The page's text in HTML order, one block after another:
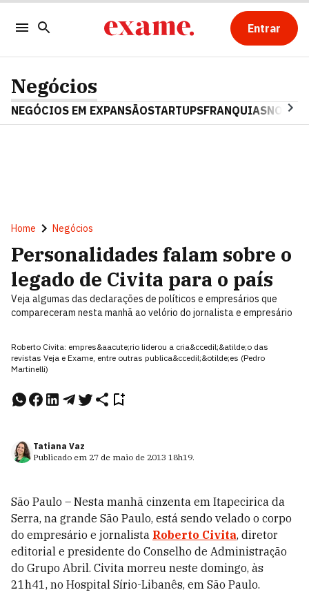
Entrar
Negócios
NEGÓCIOS EM EXPANSÃOSTARTUPSFRANQUIAS
Home Negócios
Personalidades falam sobre o
legado de Civita para o país
Veja algumas das declarações de políticos e empresários que
compareceram nesta manhã ao velório do jornalista e empresário
Roberto Civita: empres&aacute;rio liderou a cria&ccedil;&atilde;o das
revistas Veja e Exame, entre outras publica&ccedil;&otilde;es (Pedro
Martinelli)
Tatiana Vaz
Publicado em 27 de maio de 2013 18h19.
São Paulo – Nesta manhã cinzenta em Itapecirica da
Serra, na grande São Paulo, está sendo velado o corpo
do empresário e jornalista Roberto Civita, diretor
editorial e presidente do Conselho de Administração
do Grupo Abril. Civita morreu neste domingo, às
21h41, no Hospital Sírio-Libanês, em São Paulo.